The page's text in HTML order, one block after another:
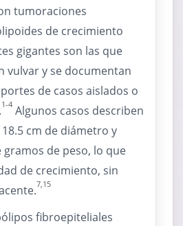
tumoraciones
de crecimiento
gigantes son las que
vulvar y se documentan
de casos aislados o
1-4 Algunos casos describen
cm de diámetro y
de peso, lo que
de crecimiento, sin
7,15
fibroepiteliales